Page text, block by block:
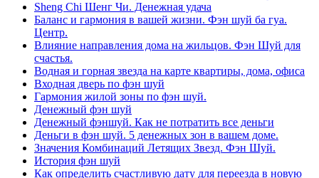
Sheng Chi Шенг Чи. Денежная удача
Баланс и гармония в вашей жизни. Фэн шуй ба гуа.
Центр.
Влияние направления дома на жильцов. Фэн Шуй для
счастья.
Водная и горная звезда на карте квартиры, дома, офиса
Входная дверь по фэн шуй
Гармония жилой зоны по фэн шуй.
Денежный фэн шуй
Денежный фэншуй. Как не потратить все деньги
Деньги в фэн шуй. 5 денежных зон в вашем доме.
Значения Комбинаций Летящих Звезд. Фэн Шуй.
История фэн шуй
Как определить счастливую дату для переезда в новую